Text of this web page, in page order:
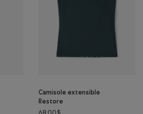
Camisole extensible
Restore